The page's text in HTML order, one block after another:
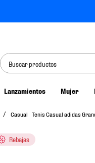
Buscar productos
Lanzamientos Mujer
Casual Tenis Casual adidas
Rebajas